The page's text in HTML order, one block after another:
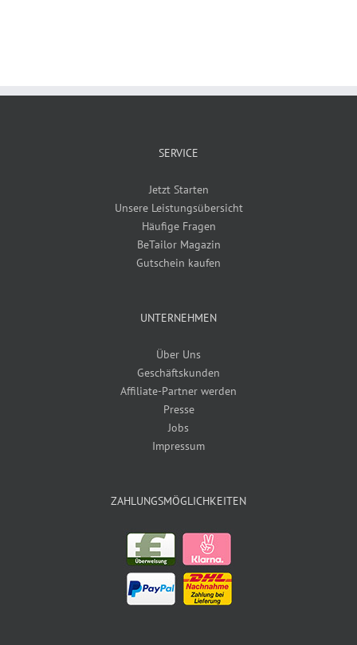
SERVICE
Jetzt Starten
Unsere Leistungsübersicht
Häufige Fragen
BeTailor Magazin
Gutschein kaufen
UNTERNEHMEN
Über Uns
Geschäftskunden
Affiliate-Partner werden
Presse
Jobs
Impressum
ZAHLUNGSMÖGLICHKEITEN